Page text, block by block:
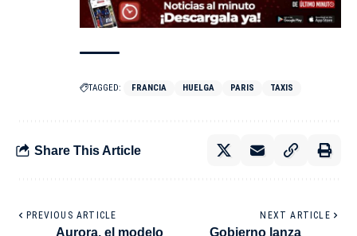
TAGGED: FRANCIA HUELGA PARIS TAXIS
Share This Article
PREVIOUS ARTICLE
Aurora, el modelo
NEXT ARTICLE
Gobierno lanza